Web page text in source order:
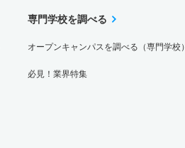
専門学校を調べる
オープンキャンパスを調べる（専門学校）
必見！業界特集